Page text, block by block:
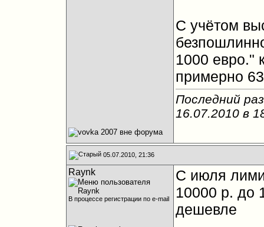
С учётом
1000 евро."
примерно
Последний
16.07.2010 в
05.07.2010, 21:36
Raynk
В процессе регистрации по e-mail
C июля
10000 р. до
дешевле